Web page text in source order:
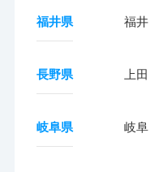
福井県 福井
長野県 上田
岐阜県 岐阜